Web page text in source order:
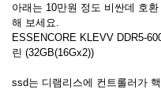
아래는 10만원 정도 비싼데 호
해 보세요.
ESSENCORE KLEVV DDR5-
린 (32GB(16Gx2))
ssd는 디램리스에 컨트롤러가